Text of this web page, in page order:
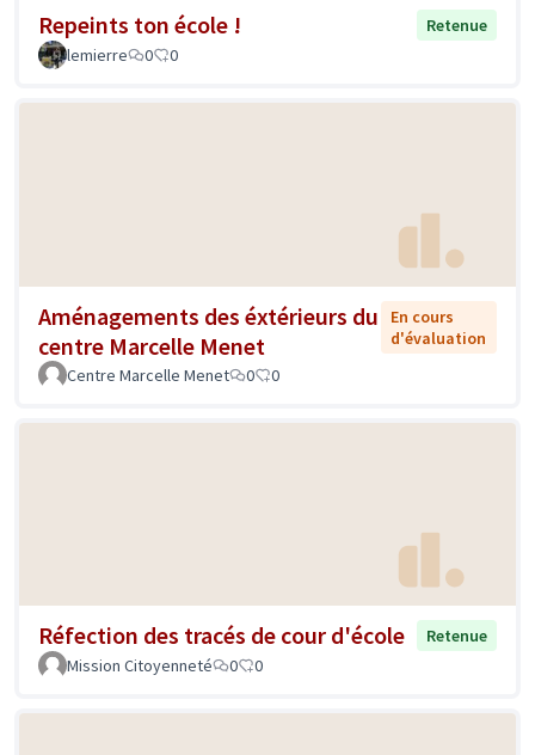
Repeints ton école !
Retenue
lemierre
0 0
Aménagements des éxtérieurs du
centre Marcelle Menet
En cours
d'évaluation
Centre Marcelle Menet
0 0
Réfection des tracés de cour d'école
Retenue
Mission Citoyenneté
0 0